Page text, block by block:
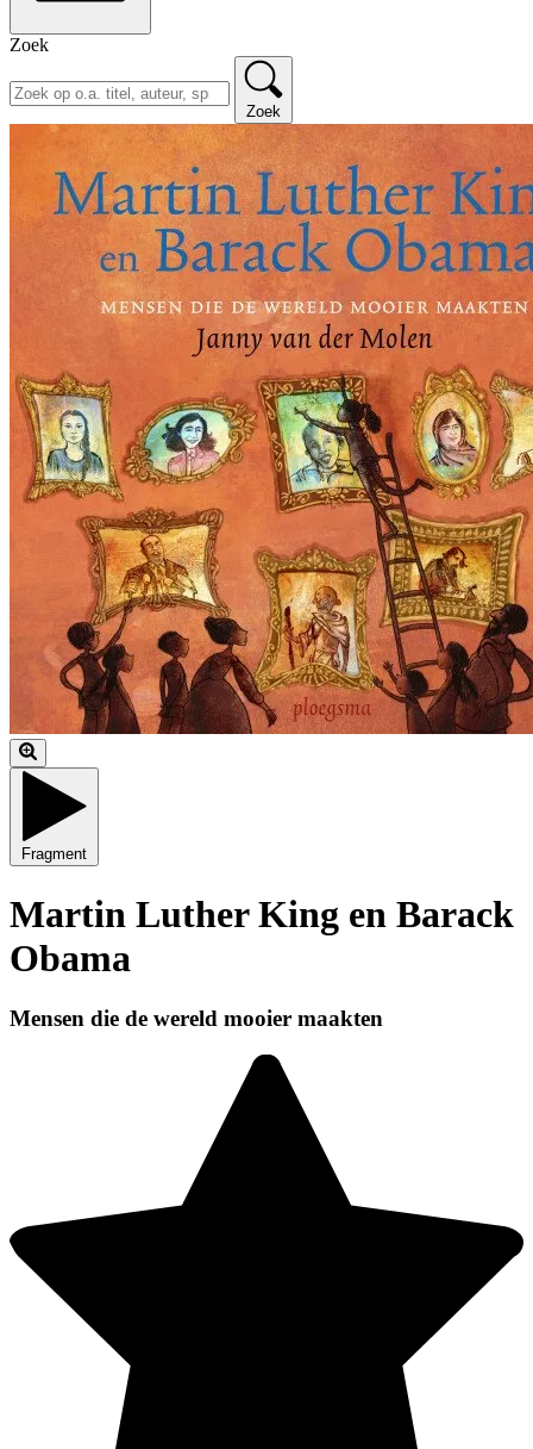
Zoek
Zoek
Fragment
Martin Luther King en Barack
Obama
Mensen die de wereld mooier maakten